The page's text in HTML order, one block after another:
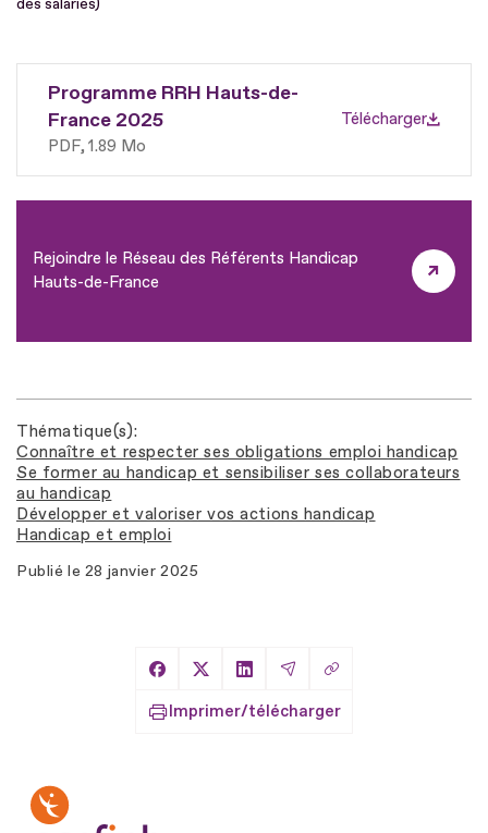
Programme RRH Hauts-de-
France 2025
PDF 1.89 Mo
Télécharger
Rejoindre le Réseau des Référents Handicap
Hauts-de-France
Thématique(s)
Connaître et respecter ses obligations emploi handicap
Se former au handicap et sensibiliser ses collaborateurs
au handicap
Développer et valoriser vos actions handicap
Handicap et emploi
Publié le 28 janvier 2025
Partager sur Facebook
Partager sur X
Partager sur LinkedIn
Partager par Email
Copier le lien
Imprimer/télécharger